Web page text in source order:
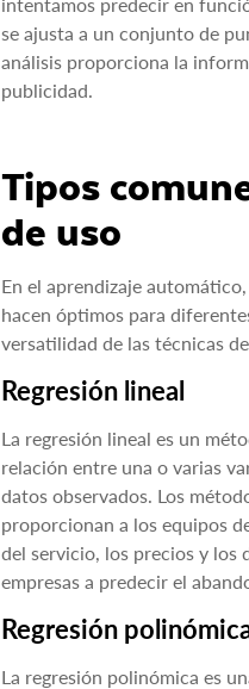
se ajusta a un conjunto de
análisis proporciona la
publicidad.
Tipos
de uso
En el aprendizaje
hacen óptimos para
versatilidad de las técnicas
Regresión lineal
La regresión lineal es un
relación entre una o varias
datos observados. Los
proporcionan a los equipos
del servicio, los precios y los
empresas a predecir el
Regresión
La regresión polinómica es